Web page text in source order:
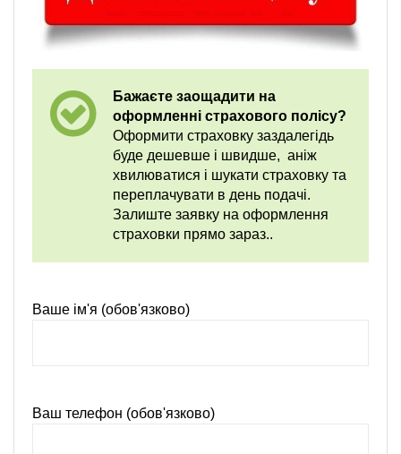
Бажаєте заощадити на
оформленні страхового полісу?
Оформити страховку заздалегідь
буде дешевше і швидше, аніж
хвилюватися і шукати страховку та
переплачувати в день подачі.
Залиште заявку на оформлення
страховки прямо зараз..
Ваше ім'я (обов'язково)
Ваш телефон (обов'язково)